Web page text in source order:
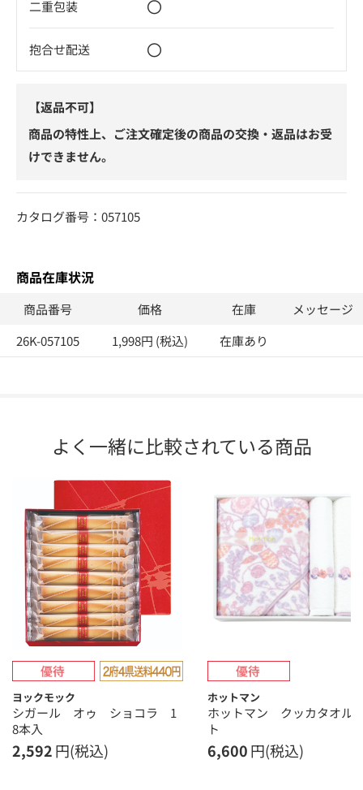
二重包装 〇
抱合せ配送 〇
【返品不可】
商品の特性上、ご注文確定後の商品の交換・返品はお受
けできません。
カタログ番号：057105
商品在庫状況
商品番号 価格 在庫
メッセージ
26K-057105
1,998円 (税込) 在庫あり
よく一緒に比較されている商品
ヨックモック
シガール オゥ ショコラ 1
8本入
2,592円(税込)
ホットマン
ホットマン クッカタオル
ト
6,600円(税込)